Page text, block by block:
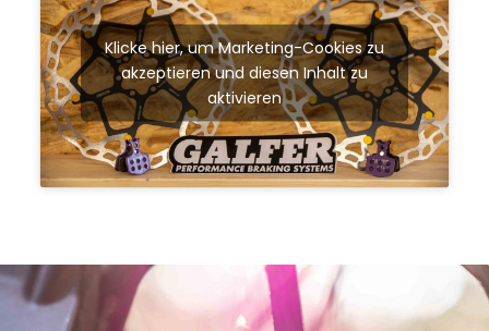
Klicke hier, um Marketing-Cookies zu
akzeptieren und diesen Inhalt zu
aktivieren